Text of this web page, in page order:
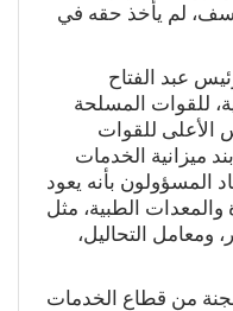
لم يأخذ حقه في
عبد الفتاح
للقوات المسلحة
الأعلى للقوات
ميزانية الخدمات
المسؤولون بأنه يعود
والمعدات الطبية، مثل
ومعامل التحاليل،
من قطاع الخدمات